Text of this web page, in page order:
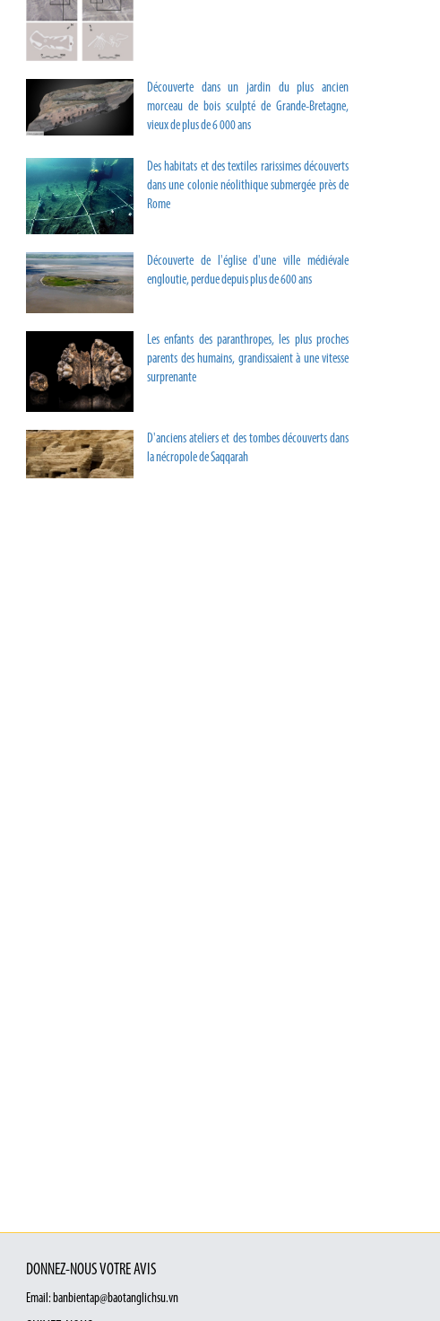
Découverte dans un jardin du plus ancien
morceau de bois sculpté de Grande-Bretagne,
vieux de plus de 6 000 ans
Des habitats et des textiles rarissimes découverts
dans une colonie néolithique submergée près de
Rome
Découverte de l'église d'une ville médiévale
engloutie, perdue depuis plus de 600 ans
Les enfants des paranthropes, les plus proches
parents des humains, grandissaient à une vitesse
surprenante
D'anciens ateliers et des tombes découverts dans
la nécropole de Saqqarah
DONNEZ-NOUS VOTRE AVIS
Email: banbientap@baotanglichsu.vn